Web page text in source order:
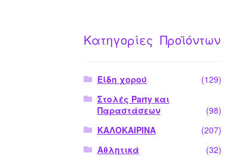
Κατηγορίες Προϊόντων
Είδη χορού
(129)
Στολές Party και
Παραστάσεων
(98)
ΚΑΛΟΚΑΙΡΙΝΑ
(207)
Αθλητικά
(32)